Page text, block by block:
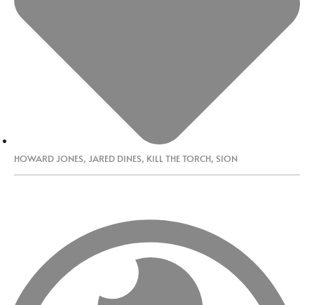
HOWARD JONES, JARED DINES, KILL THE TORCH, SION